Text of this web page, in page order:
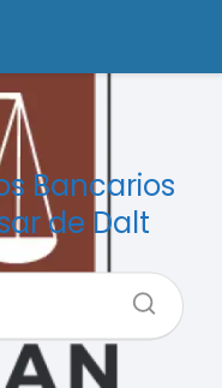
Bancarios
de Dalt